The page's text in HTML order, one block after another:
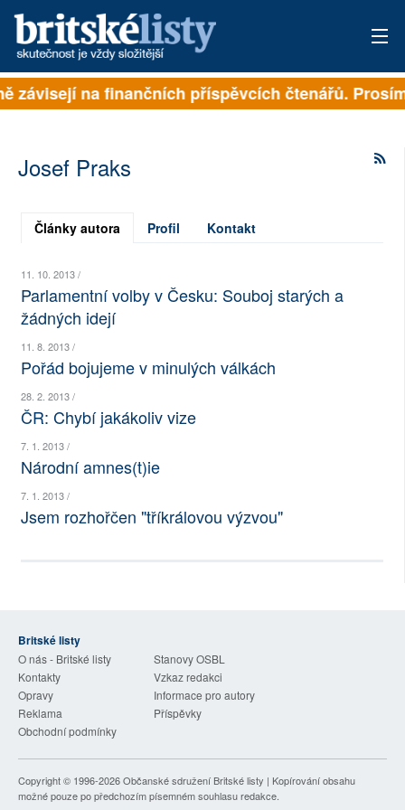
PŘIHLÁSIT
ARCHIV
ROZHOVORY
NEJČTENĚJŠÍ ZA 7 DNÍ
AUTOŘI
SOCIÁLNÍ SÍTĚ
RUBRIKY
PLNÁ VERZE STRÁNEK
závisejí na finančních příspěvcích čtenářů.
Josef Praks
Články autora Profil Kontakt
11. 10. 2013 /
Parlamentní volby v Česku: Souboj starých a
žádných idejí
11. 8. 2013 /
Pořád bojujeme v minulých válkách
28. 2. 2013 /
ČR: Chybí jakákoliv vize
7. 1. 2013 /
Národní amnes(t)ie
7. 1. 2013 /
Jsem rozhořčen "tříkrálovou výzvou"
Britské listy
O nás - Britské listy
Stanovy OSBL
Kontakty
Vzkaz redakci
Opravy
Informace pro autory
Reklama
Příspěvky
Obchodní podmínky
Copyright © 1996-2026Občanské sdružení Britské listy | Kopírování obsahu
možné pouze po předchozím písemném souhlasu redakce.